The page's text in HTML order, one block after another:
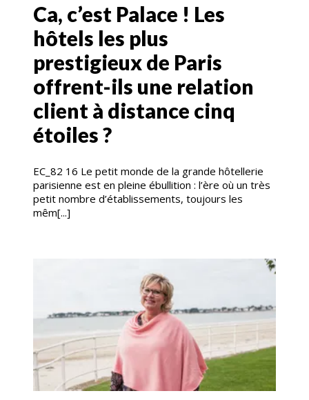
Ca, c’est Palace ! Les
hôtels les plus
prestigieux de Paris
offrent-ils une relation
client à distance cinq
étoiles ?
EC_82 16 Le petit monde de la grande hôtellerie
parisienne est en pleine ébullition : l’ère où un très
petit nombre d’établissements, toujours les
mêm[...]